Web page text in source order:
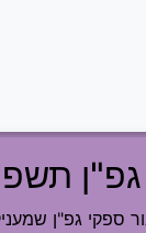
גפ"ן
גפ"ן